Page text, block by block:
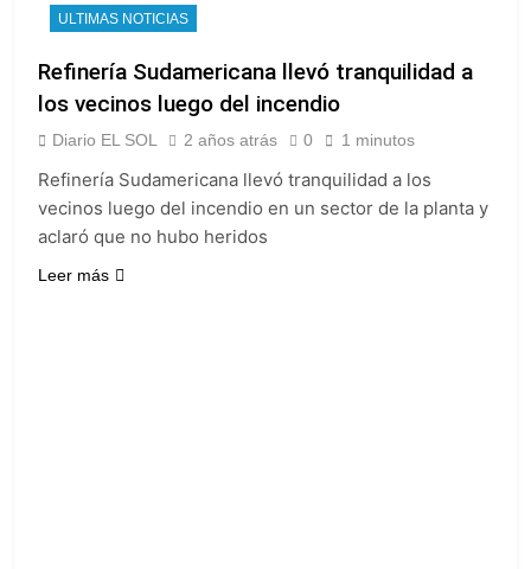
ULTIMAS NOTICIAS
Refinería Sudamericana llevó tranquilidad a
los vecinos luego del incendio
Diario EL SOL 2 años atrás 0 1 minutos
Refinería Sudamericana llevó tranquilidad a los
vecinos luego del incendio en un sector de la planta y
aclaró que no hubo heridos
Leer más